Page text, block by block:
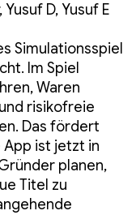
D, Yusuf E
Simulationsspiel
Im Spiel
Waren
risikofreie
Das fördert
App ist jetzt in
planen,
Titel zu